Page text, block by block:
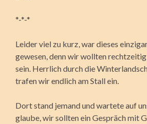
*-*-*
Leider viel zu kurz, war dieses
gewesen, denn wir wollten
sein. Herrlich durch die
trafen wir endlich am Stall ein.
Dort stand jemand und wartete auf
glaube, wir sollten ein Gespräch mit